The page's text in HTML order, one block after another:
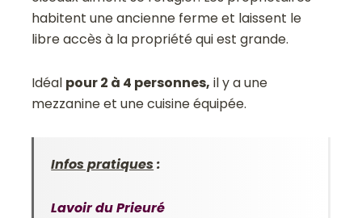
habitent une ancienne ferme et laissent le
libre accès à la propriété qui est grande.
Idéal pour 2 à 4 personnes, il y a une
mezzanine et une cuisine équipée.
Infos pratiques:
Lavoir du Prieuré